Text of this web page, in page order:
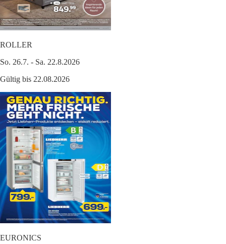
ROLLER
So. 26.7. - Sa. 22.8.2026
Gültig bis 22.08.2026
EURONICS